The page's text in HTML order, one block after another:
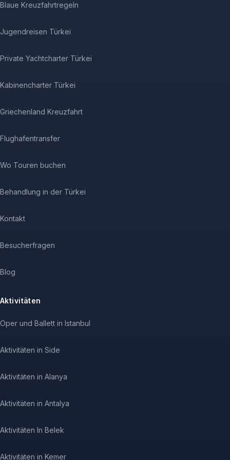
Blaue Kreuzfahrtregeln
Jugendreisen Türkei
Private Yachtcharter Türkei
Kabinencharter Türkei
Griechenland Kreuzfahrt
Flughafentransfer
Wo Touren buchen
Behandlung in der Türkei
Kontakt
Besucherfragen
Blog
Aktivitäten
Oper und Ballett in Istanbul
Aktivitäten in Side
Aktivitäten in Alanya
Aktivitäten in Antalya
Aktivitäten In Belek
Aktivitäten in Kemer